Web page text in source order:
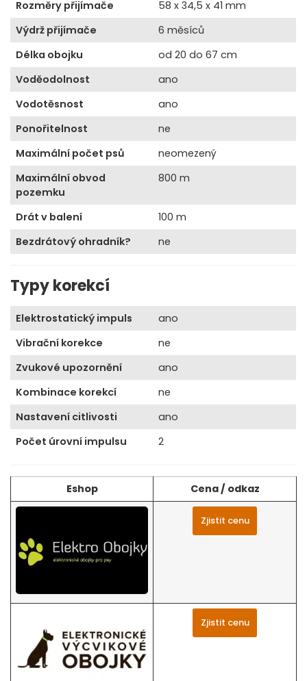
Rozměry přijímače
58 x 34,5 x 41 mm
Výdrž přijímače
6 měsíců
Délka obojku
od 20 do 67 cm
Voděodolnost
ano
Vodotěsnost
ano
Ponořitelnost
ne
Maximální počet psů
neomezený
Maximální obvod
pozemku
800 m
Drát v balení
100 m
Bezdrátový ohradník?
ne
Typy korekcí
Elektrostatický impuls
ano
Vibrační korekce
ne
Zvukové upozornění
ano
Kombinace korekcí
ne
Nastavení citlivosti
ano
Počet úrovní impulsu
2
Eshop Cena / odkaz
Zjistit cenu
Zjistit cenu